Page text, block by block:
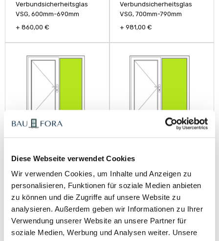
Diese Webseite verwendet Cookies
Wir verwenden Cookies, um Inhalte und Anzeigen zu
personalisieren, Funktionen für soziale Medien anbieten
zu können und die Zugriffe auf unsere Website zu
analysieren. Außerdem geben wir Informationen zu Ihrer
Verwendung unserer Website an unsere Partner für
soziale Medien, Werbung und Analysen weiter. Unsere
Verbundsicherheitsglas
VSG, 600mm-690mm
+ 860,00 €
Verbundsicherheitsglas
VSG, 700mm-790mm
+ 981,00 €
Verbundsicherheitsglas
Verbundsicherheitsglas